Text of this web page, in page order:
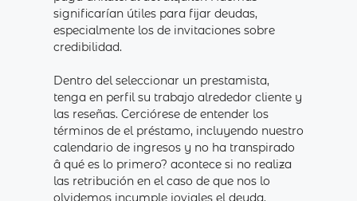
significarían útiles para fijar deudas,
especialmente los de invitaciones sobre
credibilidad.
Dentro del seleccionar un prestamista,
tenga en perfil su trabajo alrededor cliente y
las reseñas. Cerciórese de entender los
términos de el préstamo, incluyendo nuestro
calendario de ingresos y no ha transpirado
â qué es lo primero? acontece si no realiza
las retribución en el caso de que nos lo
olvidemos incumple joviales el deuda.